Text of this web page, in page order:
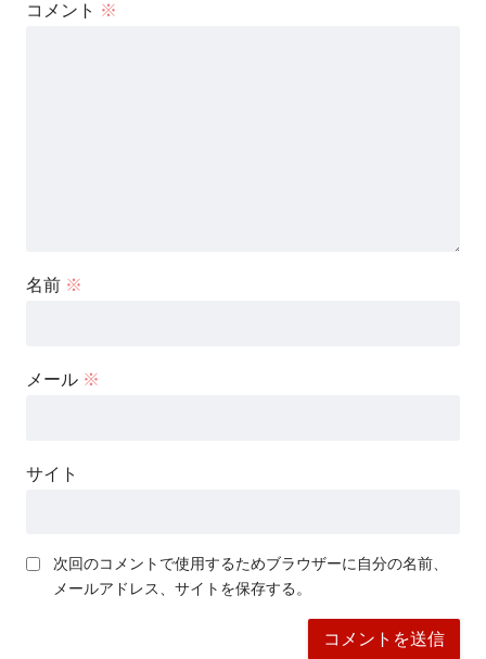
コメント ※
名前 ※
メール ※
サイト
次回のコメントで使用するためブラウザーに自分の名前、
メールアドレス、サイトを保存する。